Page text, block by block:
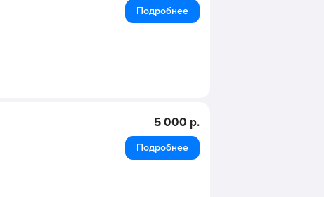
Подробнее
5 000 р.
Подробнее